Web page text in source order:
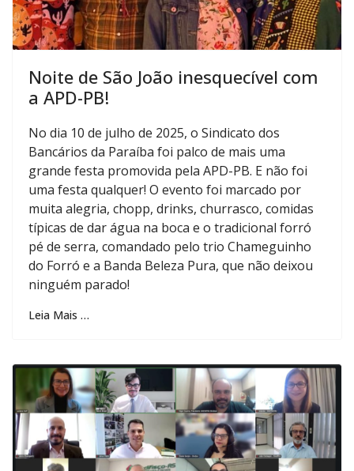
Noite de São João inesquecível com
a APD-PB!
No dia 10 de julho de 2025, o Sindicato dos
Bancários da Paraíba foi palco de mais uma
grande festa promovida pela APD-PB. E não foi
uma festa qualquer! O evento foi marcado por
muita alegria, chopp, drinks, churrasco, comidas
típicas de dar água na boca e o tradicional forró
pé de serra, comandado pelo trio Chameguinho
do Forró e a Banda Beleza Pura, que não deixou
ninguém parado!
Leia Mais …